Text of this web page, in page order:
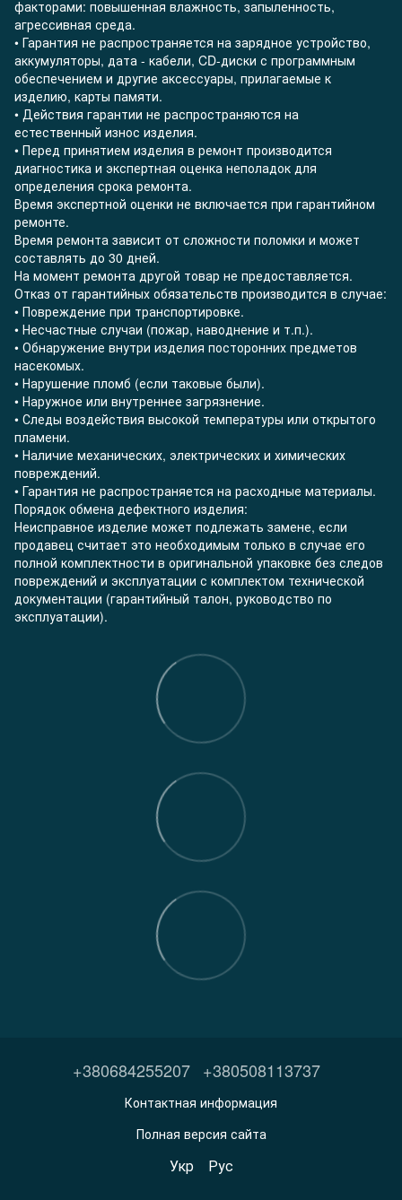
факторами: повышенная влажность, запыленность,
агрессивная среда.
• Гарантия не распространяется на зарядное устройство,
аккумуляторы, дата - кабели, CD-диски с программным
обеспечением и другие аксессуары, прилагаемые к
изделию, карты памяти.
• Действия гарантии не распространяются на
естественный износ изделия.
• Перед принятием изделия в ремонт производится
диагностика и экспертная оценка неполадок для
определения срока ремонта.
Время экспертной оценки не включается при гарантийном
ремонте.
Время ремонта зависит от сложности поломки и может
составлять до 30 дней.
На момент ремонта другой товар не предоставляется.
Отказ от гарантийных обязательств производится в случае:
• Повреждение при транспортировке.
• Несчастные случаи (пожар, наводнение и т.п.).
• Обнаружение внутри изделия посторонних предметов
насекомых.
• Нарушение пломб (если таковые были).
• Наружное или внутреннее загрязнение.
• Следы воздействия высокой температуры или открытого
пламени.
• Наличие механических, электрических и химических
повреждений.
• Гарантия не распространяется на расходные материалы.
Порядок обмена дефектного изделия:
Неисправное изделие может подлежать замене, если
продавец считает это необходимым только в случае его
полной комплектности в оригинальной упаковке без следов
повреждений и эксплуатации с комплектом технической
документации (гарантийный талон, руководство по
эксплуатации).
+380684255207 +380508113737
Контактная информация
Полная версия сайта
Укр Рус